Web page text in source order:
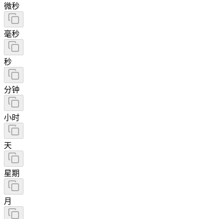
微秒
毫秒
秒
分钟
小时
天
星期
月